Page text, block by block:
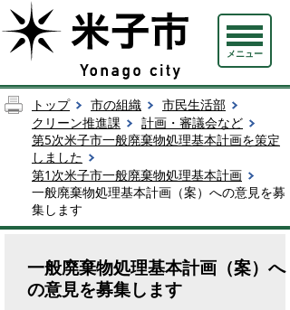
メニュー
トップ 市の組織
市民生活部
クリーン推進課
計画・審議会など
第5次米子市一般廃棄物処理基本計画を策定
しました
第1次米子市一般廃棄物処理基本計画
一般廃棄物処理基本計画（案）への意見を募
集します
一般廃棄物処理基本計画（案）へ
の意見を募集します